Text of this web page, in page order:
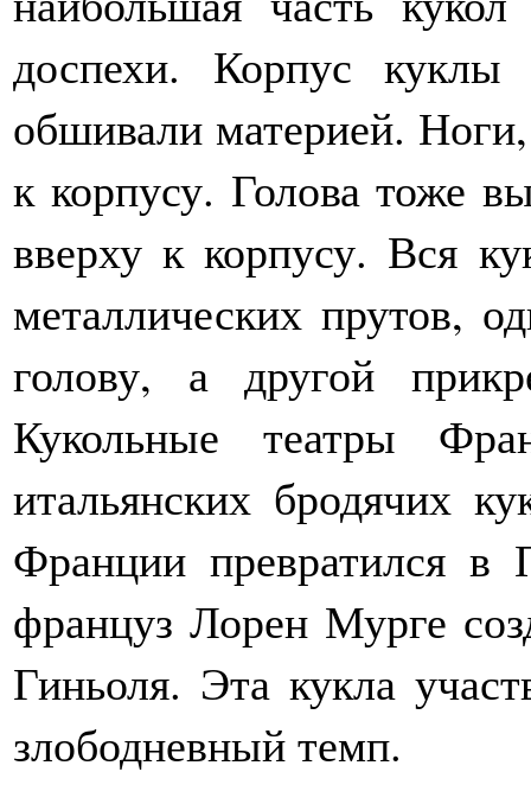
доспехи. Корпус
обшивали материей.
к корпусу. Голова тоже
вверху к корпусу. Вся
металлических прутов,
голову, а другой
Кукольные театры
итальянских бродячих
Франции превратился в
француз Лорен Мурге
Гиньоля. Эта кукла
злободневный темп.